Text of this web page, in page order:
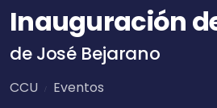
Inauguración
de José Bejarano
CCU Eventos